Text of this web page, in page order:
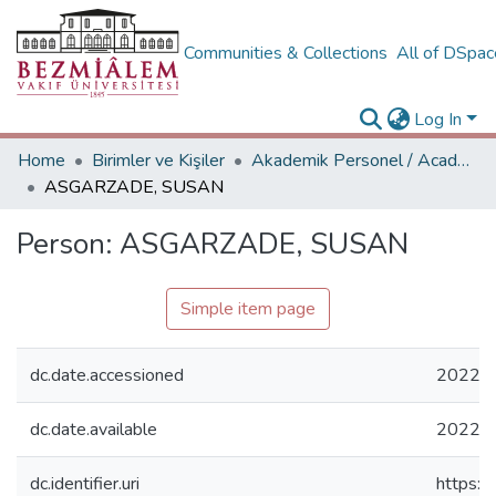
Communities & Collections All of
Log In
Home
Birimler ve Kişiler
Akademik Personel / Academic People
ASGARZADE, SUSAN
Person: ASGARZADE, SUSAN
Simple item page
dc.date.accessioned 2022-
dc.date.available 2022-
dc.identifier.uri